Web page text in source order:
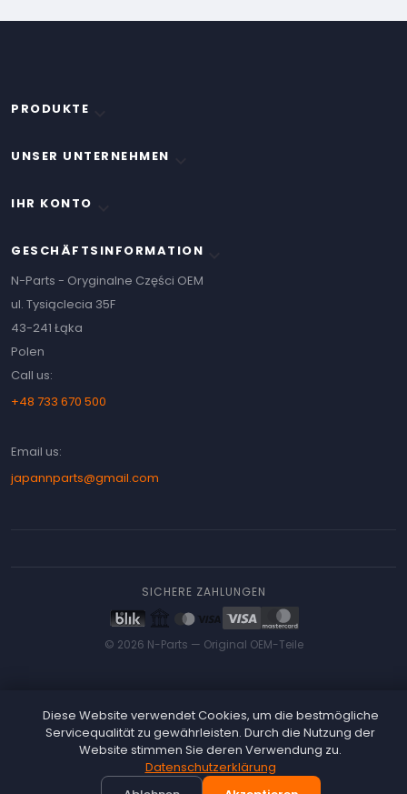
PRODUKTE
UNSER UNTERNEHMEN
IHR KONTO
GESCHÄFTSINFORMATION
N-Parts - Oryginalne Części OEM
ul. Tysiąclecia 35F
43-241 Łąka
Polen
Call us:
+48 733 670 500
Email us:
japannparts@gmail.com
SICHERE ZAHLUNGEN
© 2026 N-Parts — Original OEM-Teile
Diese Website verwendet Cookies, um die bestmögliche
Servicequalität zu gewährleisten. Durch die Nutzung der
Website stimmen Sie deren Verwendung zu.
Datenschutzerklärung